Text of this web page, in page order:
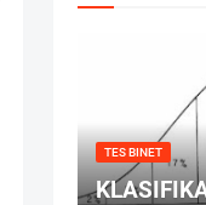
TES BINET